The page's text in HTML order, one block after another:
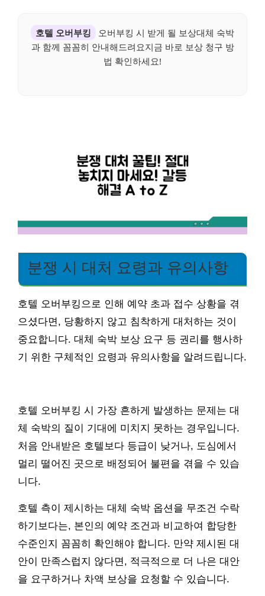
호텔 오버부킹
오버부킹 시 받게 될 보상대체 숙박
과 함께 꼼꼼히 안내해드려요지금 바로 보상 청구 방
법 확인하세요!
분쟁 시 대처 요령과 유의사항
호텔 오버부킹으로 인해 예약 초과 접수 상황을 겪
으셨다면, 당황하지 않고 침착하게 대처하는 것이
중요합니다. 대체 숙박 보상 요구 등 권리를 행사하
기 위한 구체적인 요령과 유의사항을 알려드립니다.
호텔 오버부킹 시 가장 흔하게 발생하는 문제는 대
체 숙박의 질이 기대에 미치지 못하는 경우입니다.
처음 안내받은 호텔보다 등급이 낮거나, 도심에서
멀리 떨어진 곳으로 배정되어 불편을 겪을 수 있습
니다.
호텔 측이 제시하는 대체 숙박 옵션을 무조건 수락
하기보다는, 본인의 예약 조건과 비교하여 합당한
수준인지 꼼꼼히 확인해야 합니다. 만약 제시된 대
안이 만족스럽지 않다면, 적극적으로 더 나은 대안
을 요구하거나 차액 보상을 요청할 수 있습니다.